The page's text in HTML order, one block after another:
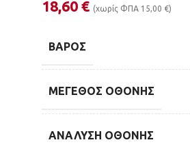
18,60 € (χωρίς ΦΠΑ 15,00 €)
ΒΆΡΟΣ
ΜΈΓΕΘΟΣ ΟΘΌΝΗΣ
ΑΝΆΛΥΣΗ ΟΘΌΝΗΣ